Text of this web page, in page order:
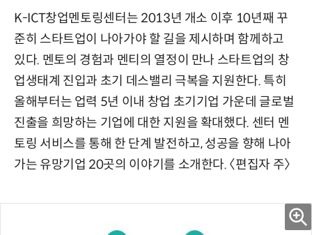
K-ICT창업멘토링센터는 2013년 개소 이후 10년째 꾸
준히 스타트업이 나아가야 할 길을 제시하며 함께하고
있다. 멘토의 경험과 멘티의 열정이 만나 스타트업의 창
업생태계 진입과 초기 데스밸리 극복을 지원한다. 특히
올해부터는 업력 5년 이내 창업 초기기업 가운데 글로벌
진출을 희망하는 기업에 대한 지원을 확대했다. 센터 멘
토링 서비스를 통해 한 단계 발전하고, 성공을 향해 나아
가는 유망기업 20곳의 이야기를 소개한다. 〈편집자 주〉